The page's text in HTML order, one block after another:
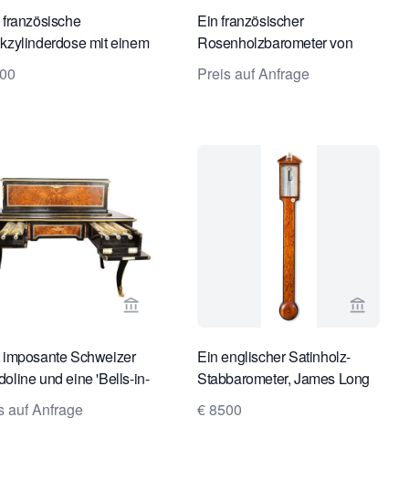
mit einem
bemalten Porträt
eleganten Dame, etwa
Ein französischer
Rosenholzbarometer von
Vion, um 1840 herum.
Preis auf Anfrage
von Toebosch Antiques ansehenVerkaeuferseite von Toebosch Antiques
Schweizer
und eine 'Bells-in-
austauschbare
Musikdose
auf Anfrage
Ein englischer Satinholz-
Stabbarometer, James Long
Royal Exchange, um 1780
€ 8500